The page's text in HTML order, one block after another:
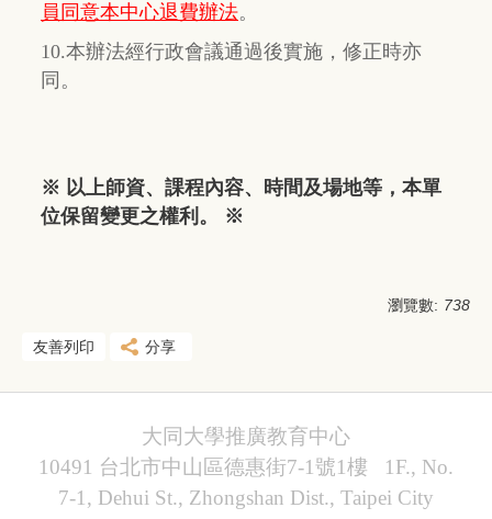
員同意本中心退費辦法。
10.本辦法經行政會議通過後實施，修正時亦
同。
※ 以上師資、課程內容、時間及場地等，本單
位保留變更之權利。 ※
瀏覽數: 738
友善列印 分享
大同大學推廣教育中心
10491 台北市中山區德惠街7-1號1樓 1F., No.
7-1, Dehui St., Zhongshan Dist., Taipei City